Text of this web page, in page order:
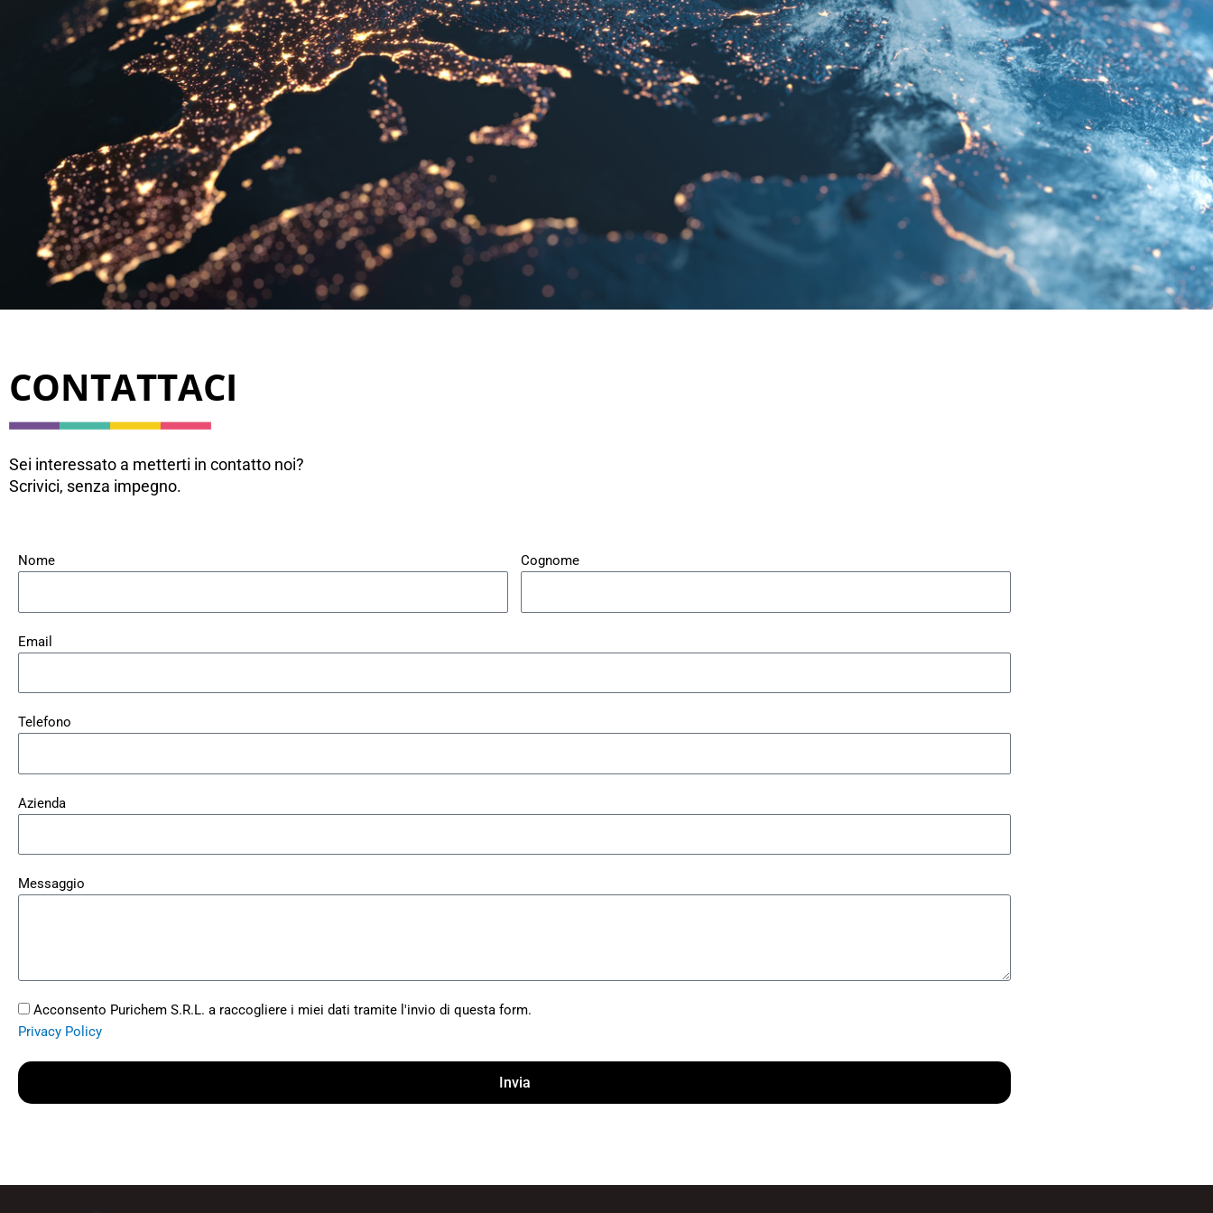
CONTATTACI
Sei interessato a metterti in contatto noi?
Scrivici, senza impegno.
Nome Cognome
Email
Telefono
Azienda
Messaggio
Acconsento Purichem S.R.L. a raccogliere i miei dati tramite l'invio di questa form.
Privacy Policy
Invia